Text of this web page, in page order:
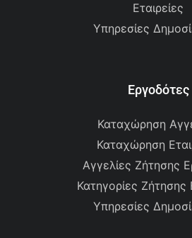
Εταιρείες
Υπηρεσίες
Εργοδότες
Καταχώρηση
Καταχώρηση
Αγγελίες Ζήτησης
Κατηγορίες Ζήτησης
Υπηρεσίες